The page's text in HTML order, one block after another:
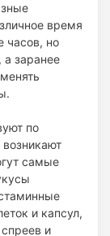
время
часов, но
а заранее
по
самые
и капсул,
и